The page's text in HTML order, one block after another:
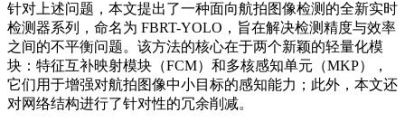
针对上述问题，本文提出了一种面向航拍图像检测的全新实时
检测器系列，命名为 FBRT-YOLO，旨在解决检测精度与效率
之间的不平衡问题。该方法的核心在于两个新颖的轻量化模
块：特征互补映射模块（FCM）和多核感知单元（MKP），
它们用于增强对航拍图像中小目标的感知能力；此外，本文还
对网络结构进行了针对性的冗余削减。